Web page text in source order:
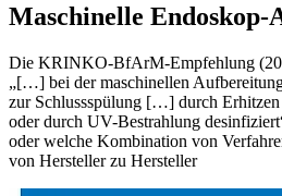
Maschinelle Endoskop-
Die KRINKO-BfArM-Empfehlung
„[…] bei der maschinellen
zur Schlussspülung […] durch
oder durch UV-Bestrahlung
oder welche Kombination von
von Hersteller zu Hersteller